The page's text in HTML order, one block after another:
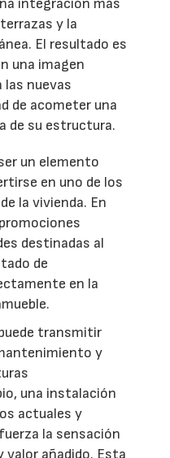
integración más
y la
El resultado es
una imagen
las nuevas
de acometer una
de su estructura.
un elemento
en uno de los
la vivienda. En
destinadas al
de
en la
transmitir
y
una instalación
actuales y
la sensación
valor añadido. Esta